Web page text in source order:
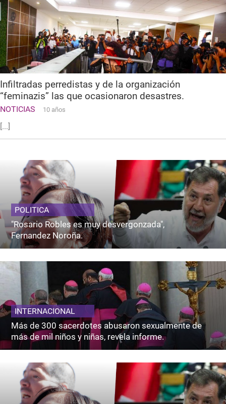
Infiltradas perredistas y de la organización
“feminazis” las que ocasionaron desastres.
NOTICIAS 10 años
[...]
POLITICA
"Rosario Robles es muy desvergonzada",
Fernandez Noroña.
INTERNACIONAL
Más de 300 sacerdotes abusaron sexualmente de
más de mil niños y niñas, revela informe.